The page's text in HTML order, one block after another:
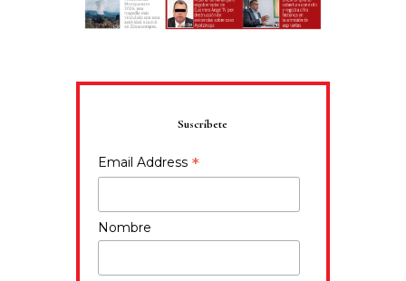
Suscríbete
Email Address *
Nombre